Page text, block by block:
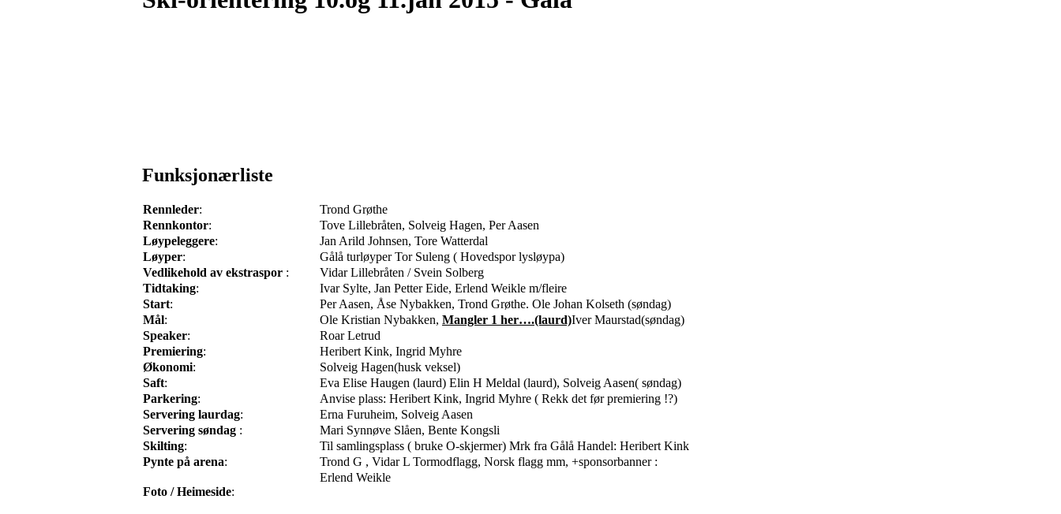
Funksjonærliste
Rennleder:
Trond Grøthe
Rennkontor:
Tove Lillebråten, Solveig Hagen, Per Aasen
Løypeleggere:
Jan Arild Johnsen, Tore Watterdal
Løyper:
Gålå turløyper Tor Suleng ( Hovedspor lysløypa)
Vedlikehold av ekstraspor :
Vidar Lillebråten / Svein Solberg
Tidtaking:
Ivar Sylte, Jan Petter Eide, Erlend Weikle m/fleire
Start:
Per Aasen, Åse Nybakken, Trond Grøthe. Ole Johan Kolseth (søndag)
Mål: Ole Kristian Nybakken, Mangler 1 her….(laurd)Iver Maurstad(søndag)
Speaker:
Roar Letrud
Premiering:
Heribert Kink, Ingrid Myhre
Økonomi:
Solveig Hagen(husk veksel)
Saft:
Eva Elise Haugen (laurd) Elin H Meldal (laurd), Solveig Aasen( søndag)
Parkering:
Anvise plass: Heribert Kink, Ingrid Myhre ( Rekk det før premiering !?)
Servering laurdag:
Erna Furuheim, Solveig Aasen
Servering søndag :
Mari Synnøve Slåen, Bente Kongsli
Skilting:
Til samlingsplass ( bruke O-skjermer) Mrk fra Gålå Handel: Heribert Kink
Pynte på arena: Trond G , Vidar L Tormodflagg, Norsk flagg mm, +sponsorbanner :
Foto / Heimeside:
Erlend Weikle